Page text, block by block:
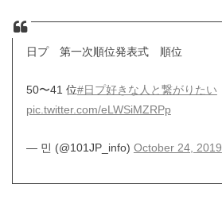
日プ 第一次順位発表式 順位
50〜41 位#日プ好きな人と繋がりたい
pic.twitter.com/eLWSiMZRPp
— 민 (@101JP_info) October 24, 2019